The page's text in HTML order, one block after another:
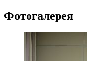
Фотогалерея